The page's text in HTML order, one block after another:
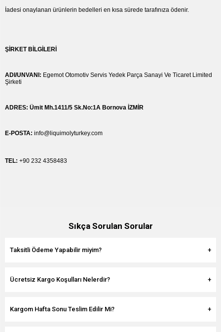
İadesi onaylanan ürünlerin bedelleri en kısa sürede tarafınıza ödenir.
ŞİRKET BİLGİLERİ
ADI/UNVANI: Egemot Otomotiv Servis Yedek Parça Sanayi Ve Ticaret Limited
Şirketi
ADRES: Ümit Mh.1411/5 Sk.No:1A Bornova İZMİR
E-POSTA: info@liquimolyturkey.com
TEL: +90 232 4358483
Sıkça Sorulan Sorular
Taksitli Ödeme Yapabilir miyim?
Ücretsiz Kargo Koşulları Nelerdir?
Kargom Hafta Sonu Teslim Edilir Mi?